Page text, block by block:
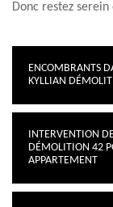
Donc restez
ENCOMBRANTS
KYLLIAN
INTERVENTION
DÉMOLITION 42
APPARTEMENT